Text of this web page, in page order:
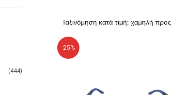
-25%
(444)